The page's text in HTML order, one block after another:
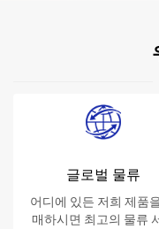
글로벌 물류
어디에 있든 저희 제품
매하시면 최고의 물류